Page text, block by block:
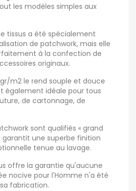
les modèles simples aux
tissus a été spécialement
de patchwork, mais elle
à la confection de
originaux.
m2 le rend souple et douce
également idéale pour tous
de cartonnage, de
sont qualifiés « grand
garantit une superbe finition
tenue au lavage.
offre la garantie qu'aucune
nocive pour l'Homme n'a été
fabrication.